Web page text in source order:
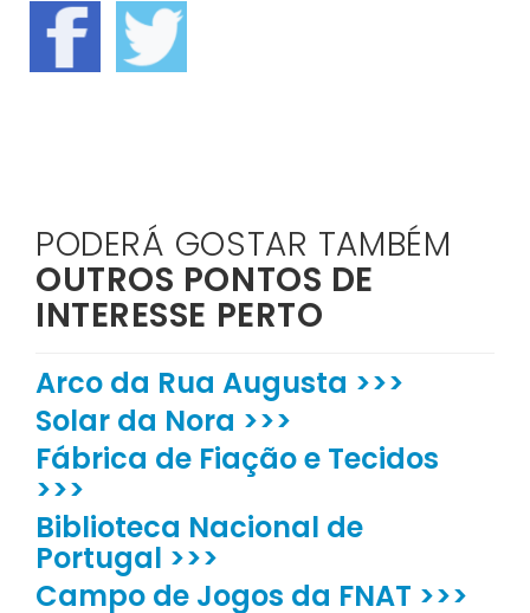
PODERÁ GOSTAR TAMBÉM
OUTROS PONTOS DE
INTERESSE PERTO
Arco da Rua Augusta >>>
Solar da Nora >>>
Fábrica de Fiação e Tecidos
>>>
Biblioteca Nacional de
Portugal >>>
Campo de Jogos da FNAT >>>